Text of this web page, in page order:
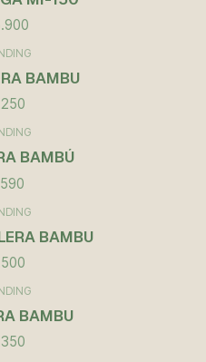
BAMBU
BAMBÚ
BAMBU
BAMBU